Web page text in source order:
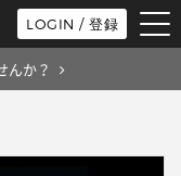
LOGIN / 登録
んか？